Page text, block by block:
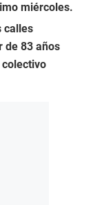
miércoles.
calles
de 83 años